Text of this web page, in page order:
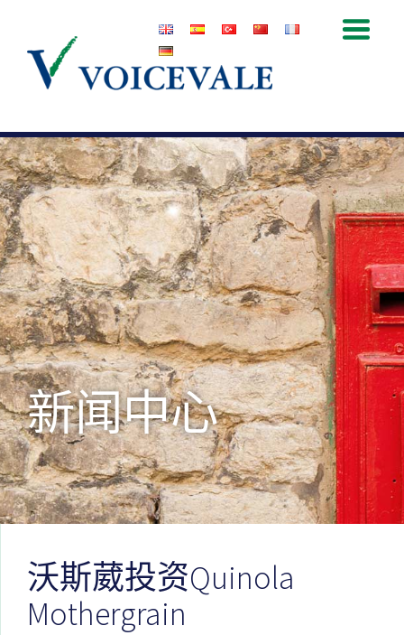
新闻中心
沃斯葳投资Quinola
Mothergrain